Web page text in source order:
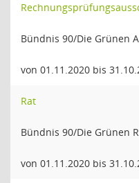
Bündnis 90/Die Grünen
von 01.11.2020 bis
Rat
Bündnis 90/Die Grünen
von 01.11.2020 bis